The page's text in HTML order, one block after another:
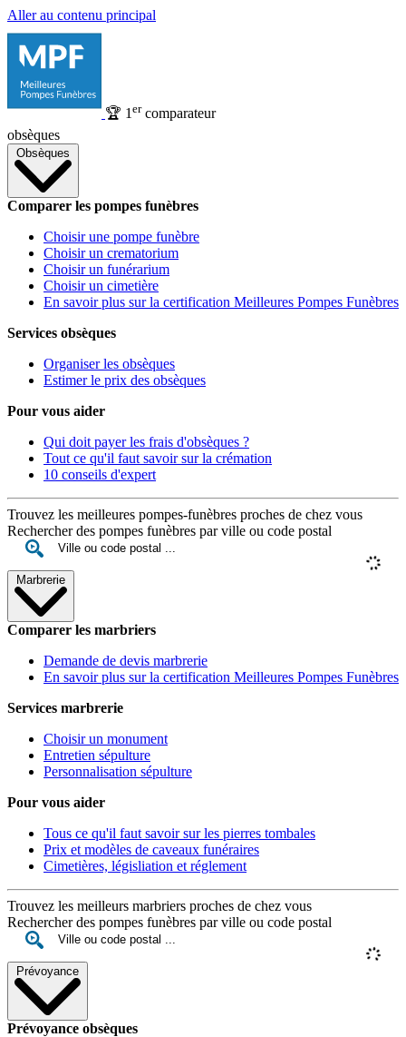
Aller au contenu principal
🏆 1 ercomparateur
obsèques
Obsèques
Comparer les pompes funèbres
Choisir une pompe funèbre
Choisir un crematorium
Choisir un funérarium
Choisir un cimetière
En savoir plus sur la certification Meilleures Pompes Funèbres
Services obsèques
Organiser les obsèques
Estimer le prix des obsèques
Pour vous aider
Qui doit payer les frais d'obsèques ?
Tout ce qu'il faut savoir sur la crémation
10 conseils d'expert
Trouvez les meilleures pompes-funèbres proches de chez vous
Rechercher des pompes funèbres par ville ou code postal
Marbrerie
Comparer les marbriers
Demande de devis marbrerie
En savoir plus sur la certification Meilleures Pompes Funèbres
Services marbrerie
Choisir un monument
Entretien sépulture
Personnalisation sépulture
Pour vous aider
Tous ce qu'il faut savoir sur les pierres tombales
Prix et modèles de caveaux funéraires
Cimetières, législiation et réglement
Trouvez les meilleurs marbriers proches de chez vous
Rechercher des pompes funèbres par ville ou code postal
Prévoyance
Prévoyance obsèques